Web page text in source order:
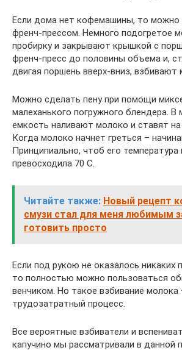
Если дома нет кофемашины, то можно
френч-прессом. Немного подогретое
пробирку и закрывают крышкой с
френч-пресс до половины объема и,
двигая поршень вверх-вниз, взбивают
Можно сделать пену при помощи
малеханького погружного блендера. В
емкость наливают молоко и ставят
Когда молоко начнет греться –
Принципиально, чтоб его
превосходила 70 С.
Читайте также: Новый рецепт
смузи стал для меня любимым
готовить просто
Если под рукою не оказалось никаких
то полностью можно пользоваться
венчиком. Но такое взбивание молока
трудозатратный процесс.
Все вероятные взбиватели и
капучино мы рассматривали в данной